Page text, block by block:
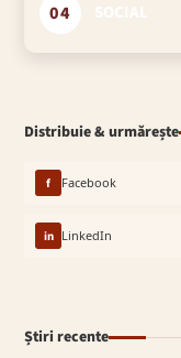
04
Distribuie & urmărește
f Facebook
in LinkedIn
Știri recente